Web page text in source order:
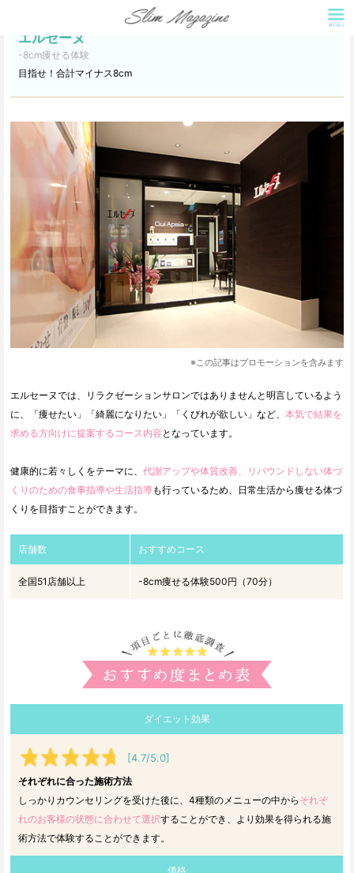
エルセーヌ
-8cm痩せる体験
目指せ！合計マイナス8cm
※この記事はプロモーションを含みます
エルセーヌでは、リラクゼーションサロンではありませんと明言しているよう
に、「痩せたい」「綺麗になりたい」「くびれが欲しい」など、 本気で結果を
求める方向けに提案するコース内容 となっています。
健康的に若々しくをテーマに、 代謝アップや体質改善、リバウンドしない体づ
くりのための食事指導や生活指導も行っているため、日常生活から痩せる体づ
くりを目指すことができます。
店舗数 おすすめコース
全国51店舗以上 -8cm痩せる体験500円（70分）
ダイエット効果
[4.7/5.0]
それぞれに合った施術方法
しっかりカウンセリングを受けた後に、4種類のメニューの中から それぞ
れのお客様の状態に合わせて選択することができ、より効果を得られる施
術方法で体験することができます。
価格